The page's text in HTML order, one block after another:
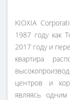
KIOXIA
1987 году как
2017 году и
квартира
центров и
являясь